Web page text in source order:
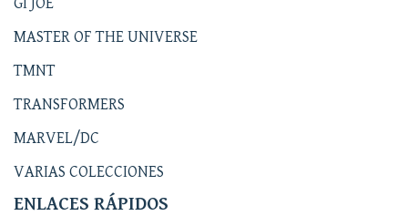
MASTER OF THE UNIVERSE
TMNT
TRANSFORMERS
MARVEL/DC
VARIAS COLECCIONES
ENLACES RÁPIDOS